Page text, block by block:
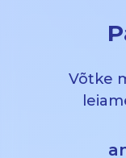
Võtke